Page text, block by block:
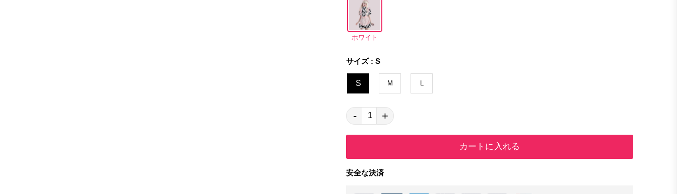
ホワイト
サイズ : S
S M L
- +
カートに入れる
安全な決済